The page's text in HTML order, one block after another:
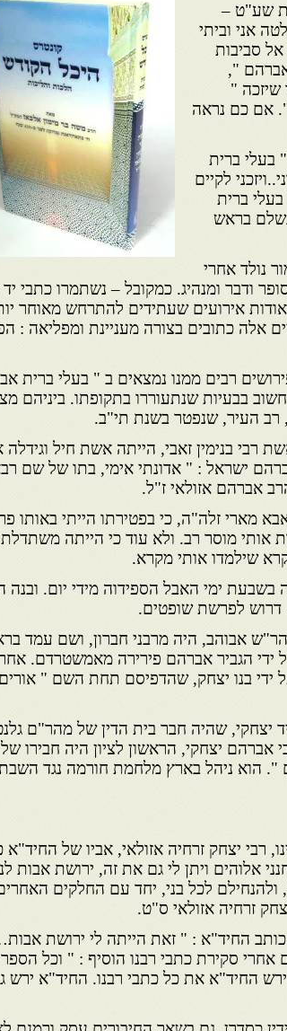
שע"ט –
אני וביתי
אל סביבות
",
שיזכה "
". אם כם נראה
בעלי ברית
לקיים
ברית
בראש
נולד אחרי
ודבר ומנהיג. כמקובל – נשתמרו כתבי יד
אירועים שעתידים להתרחש מאוחר
אלה כתובים בצורה מעניינת ומפליאה :
רבים ממנו נמצאים ב " בעלי ברית
בבעיות שנתעוררו בתקופתו. ביניהם
רב העיר, שנפטר בשנת תי"ב.
רבי בנימין זאבי, הייתה אשת חיל
ישראל : " אדונתי אימי, בתו של שם
אברהם אזולאי ז"ל.
מארי זלה"ה, כי בפטירתו הייתי באותו
אותי מוסר רב. ולא עוד כי הייתה
שילמדו אותי מקרא.
בשבעת ימי האבל הספידוה מידי יום. ובנה
דרוש לפרשת שופטים.
אבוהב, היה מרבני חברון, ושם עמד
הגביר אברהם פירירה מאמשטרדם.
על ידי בנו יצחק, שהדפיסם תחת השם "
יצחקי, שהיה חבר בית הדין של מהר"ם
אברהם יצחקי, הראשון לציון היה חבירו
הוא ניהל בארץ מלחמת חורמה נגד
רבי יצחק זרחיה אזולאי, אביו של החיד"א
אלוהים ויתן לי גם את זה, ירושת אבות
ולהנחילם לכל בני, יחד עם החלקים
זרחיה אזולאי ס"ט.
החיד"א : " זאת הייתה לי ירושת
אחרי סקירת כתבי רבנו הוסיף : " וכל
החיד"א את כל כתבי רבנו. החיד"א ירש